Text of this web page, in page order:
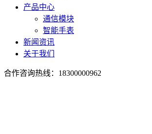
产品中心
通信模块
智能手表
新闻资讯
关于我们
合作咨询热线： 18300000962